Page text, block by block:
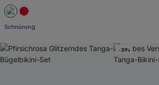
Schnürung
-30%